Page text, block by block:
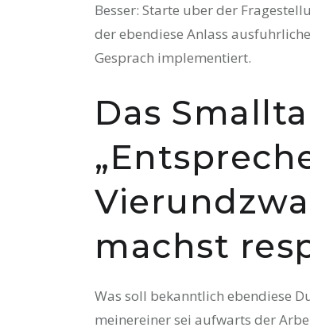
Besser: Starte uber der
der ebendiese Anlass
Gesprach implementiert.
Das
machst
Was soll bekanntlich ebendiese
meinereiner sei aufwarts der